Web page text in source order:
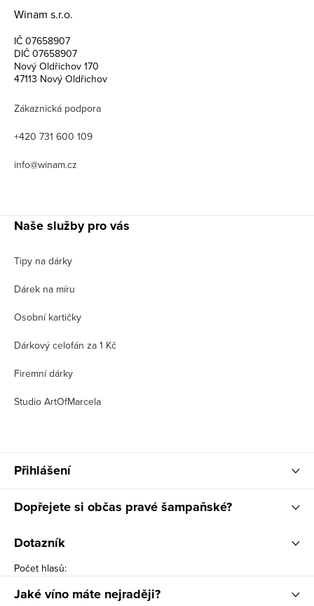
Winam s.r.o.
IČ 07658907
DIČ 07658907
Nový Oldřichov 170
47113 Nový Oldřichov
Zákaznická podpora
+420 731 600 109
info@winam.cz
Naše služby pro vás
Tipy na dárky
Dárek na míru
Osobní kartičky
Dárkový celofán za 1 Kč
Firemní dárky
Studio ArtOfMarcela
Přihlášení
Dopřejete si občas pravé šampaňské?
Dotazník
Počet hlasů:
Jaké víno máte nejraději?